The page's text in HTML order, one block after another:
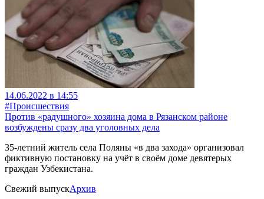
14.06.2022 в 14:55
#Происшествия
Против «радушного» хозяина дома в Рязанском районе
возбуждены сразу два уголовных дела
35-летний житель села Поляны «в два захода» организовал
фиктивную постановку на учёт в своём доме девятерых
граждан Узбекистана.
Свежий выпускАрхив